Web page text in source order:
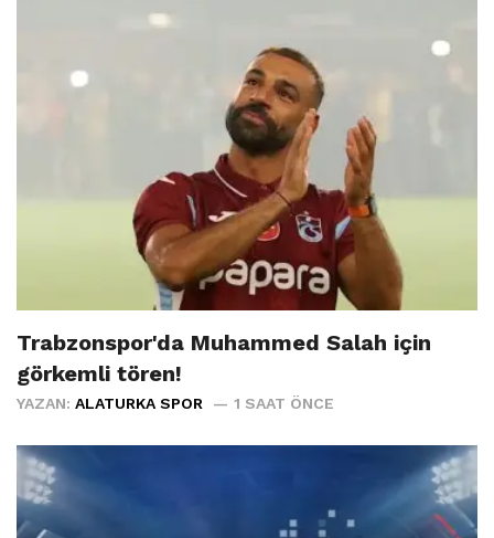
Trabzonspor'da Muhammed Salah için
görkemli tören!
YAZAN: ALATURKA SPOR 1 SAAT ÖNCE